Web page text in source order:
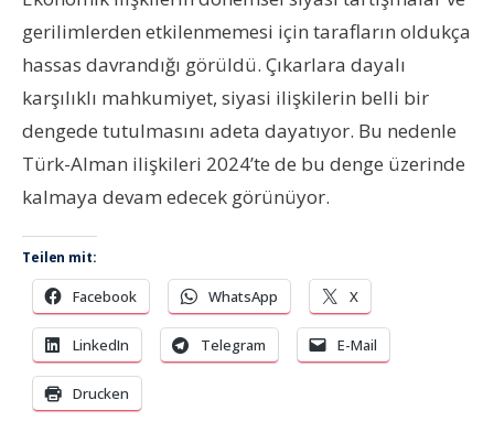
gerilimlerden etkilenmemesi için tarafların oldukça
hassas davrandığı görüldü. Çıkarlara dayalı
karşılıklı mahkumiyet, siyasi ilişkilerin belli bir
dengede tutulmasını adeta dayatıyor. Bu nedenle
Türk-Alman ilişkileri 2024’te de bu denge üzerinde
kalmaya devam edecek görünüyor.
Teilen mit:
Facebook WhatsApp X
LinkedIn Telegram E-Mail
Drucken